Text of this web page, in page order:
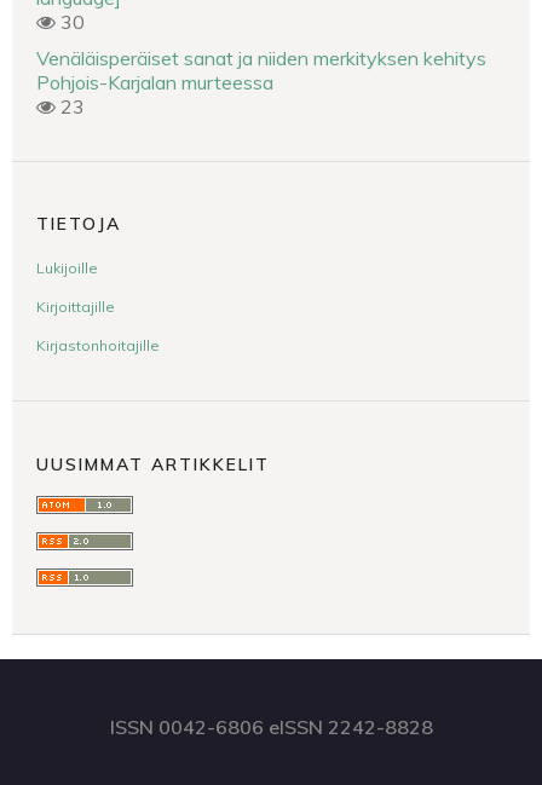
30
Venäläisperäiset sanat ja niiden merkityksen kehitys
Pohjois-Karjalan murteessa
23
TIETOJA
Lukijoille
Kirjoittajille
Kirjastonhoitajille
UUSIMMAT ARTIKKELIT
ISSN 0042-6806 eISSN 2242-8828